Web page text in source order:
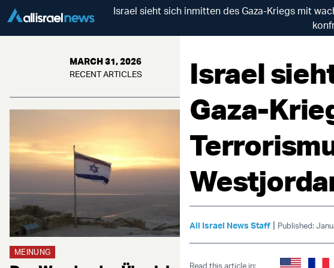
Israel sieht sich inmitten des Gaza-Kriegs mit
MARCH 31, 2026
RECENT ARTICLES
MEINUNG
Israel
Gaza-
All Israel News Staff | Published:
Read this article in: